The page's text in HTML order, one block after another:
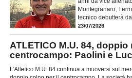
Montegranaro,
tecnico debutterà
23/07/2026
ATLETICO M.U. 84,
centrocampo: Paolini e
L'Atletico M.U. 84 continua a muoversi sul